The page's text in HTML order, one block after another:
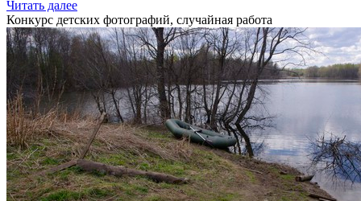
Читать далее
Конкурс детских фотографий, случайная работа